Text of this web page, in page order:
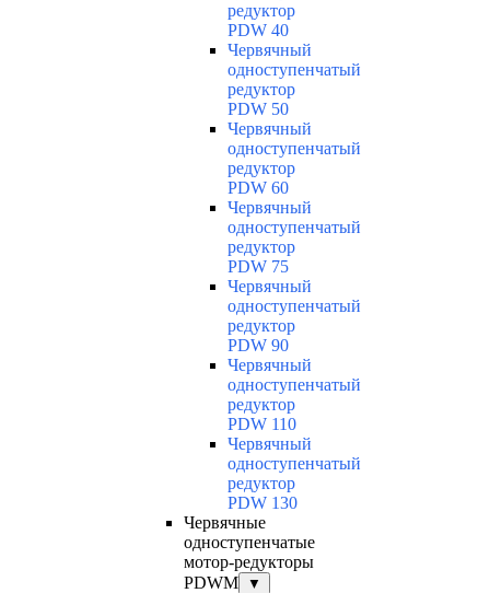
редуктор
PDW 40
Червячный
одноступенчатый
редуктор
PDW 50
Червячный
одноступенчатый
редуктор
PDW 60
Червячный
одноступенчатый
редуктор
PDW 75
Червячный
одноступенчатый
редуктор
PDW 90
Червячный
одноступенчатый
редуктор
PDW 110
Червячный
одноступенчатый
редуктор
PDW 130
Червячные
одноступенчатые
мотор-редукторы
PDWM
▼